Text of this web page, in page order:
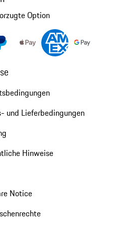
Option
und Lieferbedingungen
Hinweise
Notice